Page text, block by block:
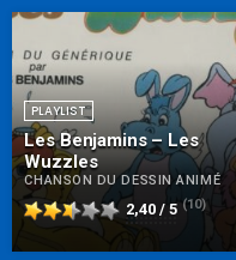
PLAYLIST
Les Benjamins – Les
Wuzzles
CHANSON DU DESSIN ANIMÉ
2,40 / 5 (10)